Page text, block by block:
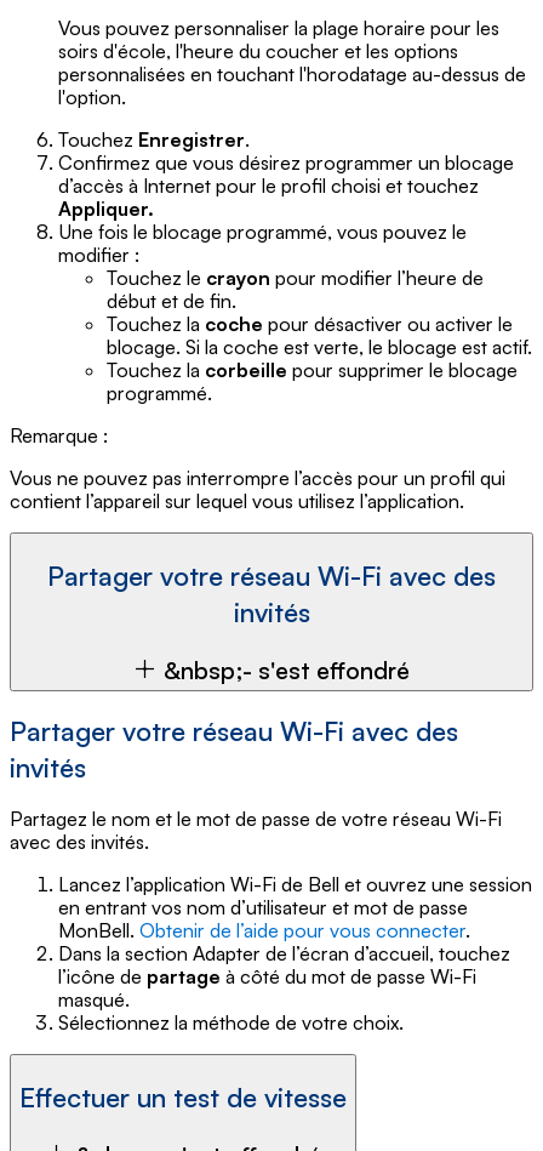
Vous pouvez personnaliser la plage horaire pour les
soirs d'école, l'heure du coucher et les options
personnalisées en touchant l'horodatage au-dessus de
l'option.
Touchez Enregistrer.
Confirmez que vous désirez programmer un blocage
d’accès à Internet pour le profil choisi et touchez
Appliquer.
Une fois le blocage programmé, vous pouvez le
modifier :
Touchez le crayon pour modifier l’heure de
début et de fin.
Touchez la coche pour désactiver ou activer le
blocage. Si la coche est verte, le blocage est actif.
Touchez la corbeille pour supprimer le blocage
programmé.
Remarque :
Vous ne pouvez pas interrompre l’accès pour un profil qui
contient l’appareil sur lequel vous utilisez l’application.
Partager votre réseau Wi-Fi avec des
invités
&nbsp;- s'est effondré
Partager votre réseau Wi-Fi avec des
invités
Partagez le nom et le mot de passe de votre réseau Wi-Fi
avec des invités.
Lancez l’application Wi-Fi de Bell et ouvrez une session
en entrant vos nom d’utilisateur et mot de passe
MonBell. Obtenir de l’aide pour vous connecter.
Dans la section Adapter de l’écran d’accueil, touchez
l’icône de partage à côté du mot de passe Wi-Fi
masqué.
Sélectionnez la méthode de votre choix.
Effectuer un test de vitesse